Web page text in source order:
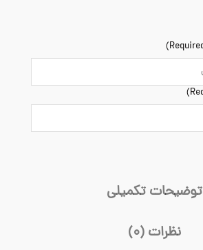
توضیحات تکمیلی
نظرات (0)